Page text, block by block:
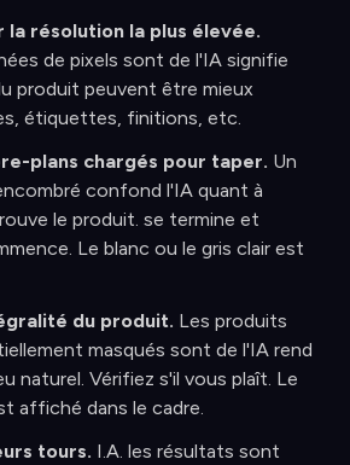
la résolution la plus élevée.
de pixels sont de l'IA signifie
produit peuvent être mieux
étiquettes, finitions, etc.
plans chargés pour taper. Un
confond l'IA quant à
le produit. se termine et
Le blanc ou le gris clair est
du produit. Les produits
masqués sont de l'IA rend
naturel. Vérifiez s'il vous plaît. Le
affiché dans le cadre.
tours. I.A. les résultats sont